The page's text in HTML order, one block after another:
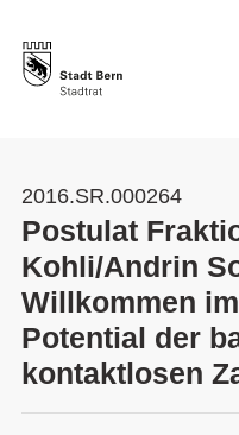
2016.SR.000264
Postulat
Kohli/Andrin
Willkommen
Potential der
kontaktlosen